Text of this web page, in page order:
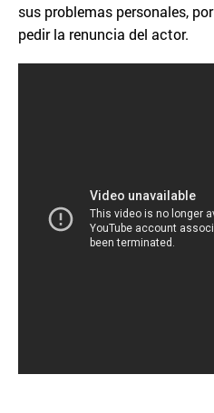
sus problemas personales,
pedir la renuncia del actor.